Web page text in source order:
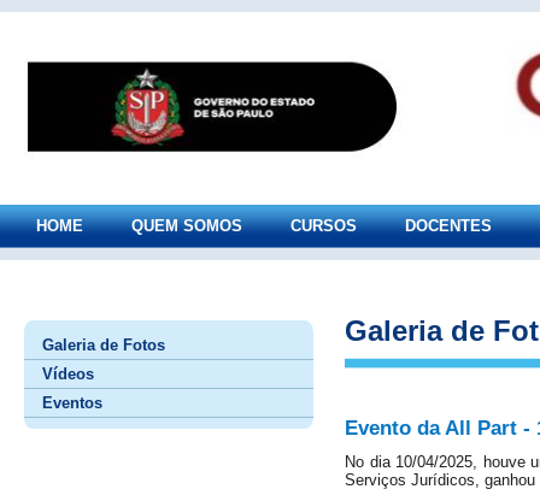
HOME QUEM SOMOS CURSOS DOCENTES
Galeria de Fotos
Vídeos
Eventos
Galeria de
Evento da All Part -
No dia 10/04/2025, houve
Serviços Jurídicos, ganhou